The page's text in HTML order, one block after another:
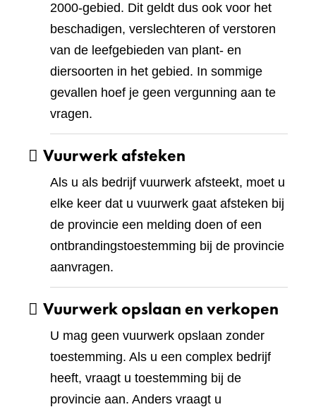
2000-gebied. Dit geldt dus ook voor het
beschadigen, verslechteren of verstoren
van de leefgebieden van plant- en
diersoorten in het gebied. In sommige
gevallen hoef je geen vergunning aan te
vragen.
Vuurwerk afsteken
Als u als bedrijf vuurwerk afsteekt, moet u
elke keer dat u vuurwerk gaat afsteken bij
de provincie een melding doen of een
ontbrandingstoestemming bij de provincie
aanvragen.
Vuurwerk opslaan en verkopen
U mag geen vuurwerk opslaan zonder
toestemming. Als u een complex bedrijf
heeft, vraagt u toestemming bij de
provincie aan. Anders vraagt u